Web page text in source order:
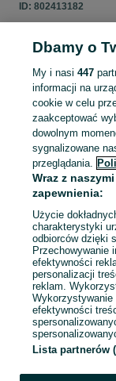
ID: 802413182
Zaloguj się lub
sprzedającym
Zaloguj się /
Dbamy o
My i nasi447
informacji na
cookie w celu
zaakceptować
dowolnym
sygnalizowane
przeglądania.
Wraz z
zapewnienia:
Użycie
charakterystyki
odbiorców dzięki
Przechowywanie
efektywności
personalizacji
reklam.
efektywności
Lista partnerów